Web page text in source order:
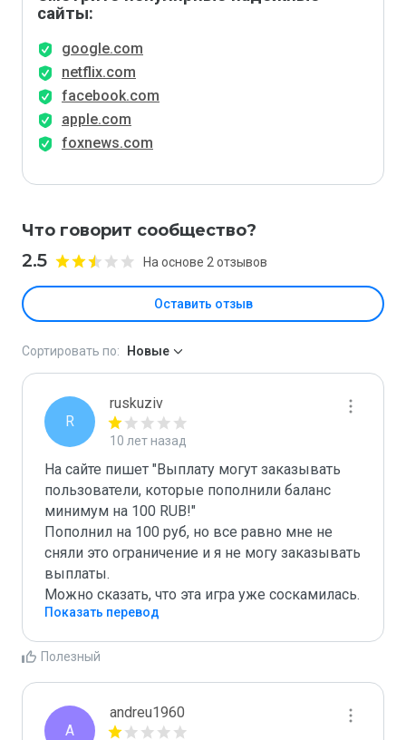
сайты:
google.com
netflix.com
facebook.com
apple.com
foxnews.com
Что говорит сообщество?
2.5 На основе 2 отзывов
Оставить отзыв
Сортировать по: Новые
R
ruskuziv
10 лет назад
На сайте пишет "Выплату могут заказывать
пользователи, которые пополнили баланс
минимум на 100 RUB!"
Пополнил на 100 руб, но все равно мне не
сняли это ограничение и я не могу заказывать
выплаты.
Можно сказать, что эта игра уже соскамилась.
Показать перевод
Полезный
A
andreu1960